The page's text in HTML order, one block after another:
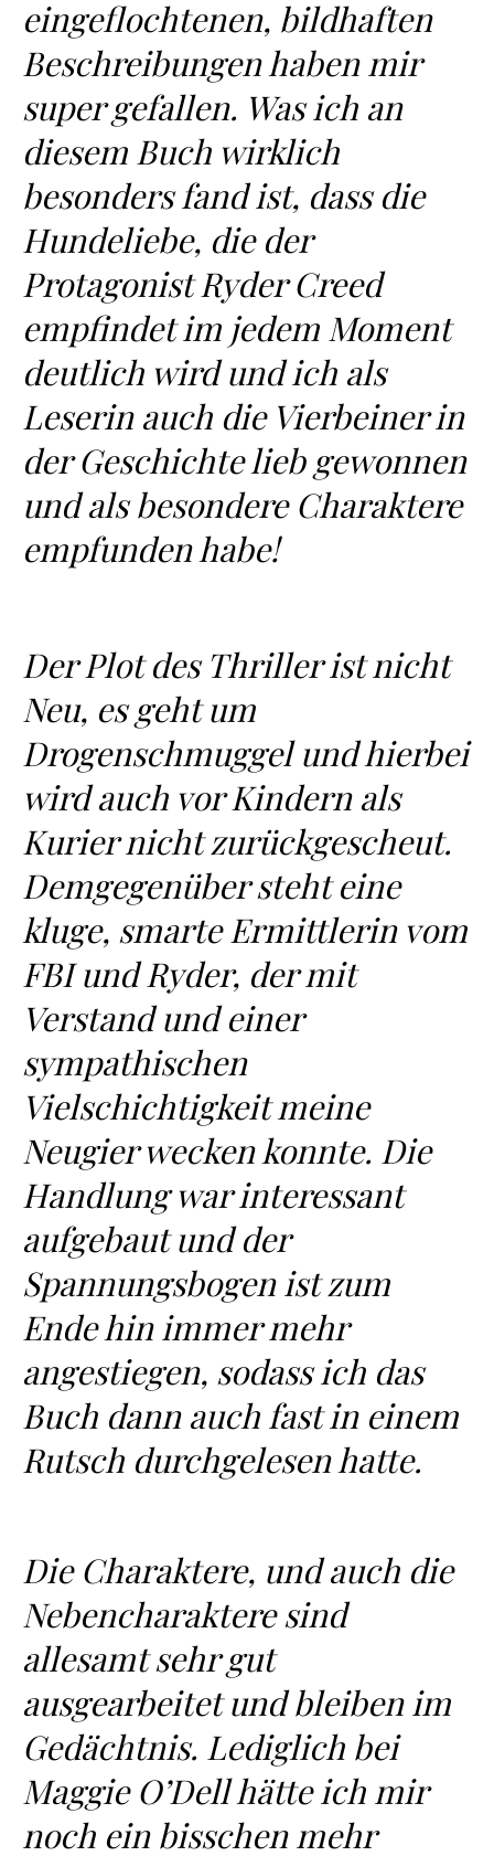
eingeflochtenen, bildhaften
Beschreibungen haben mir
super gefallen. Was ich an
diesem Buch wirklich
besonders fand ist, dass die
Hundeliebe, die der
Protagonist Ryder Creed
empfindet im jedem Moment
deutlich wird und ich als
Leserin auch die Vierbeiner in
der Geschichte lieb gewonnen
und als besondere Charaktere
empfunden habe!
Der Plot des Thriller ist nicht
Neu, es geht um
Drogenschmuggel und hierbei
wird auch vor Kindern als
Kurier nicht zurückgescheut.
Demgegenüber steht eine
kluge, smarte Ermittlerin vom
FBI und Ryder, der mit
Verstand und einer
sympathischen
Vielschichtigkeit meine
Neugier wecken konnte. Die
Handlung war interessant
aufgebaut und der
Spannungsbogen ist zum
Ende hin immer mehr
angestiegen, sodass ich das
Buch dann auch fast in einem
Rutsch durchgelesen hatte.
Die Charaktere, und auch die
Nebencharaktere sind
allesamt sehr gut
ausgearbeitet und bleiben im
Gedächtnis. Lediglich bei
Maggie O’Dell hätte ich mir
noch ein bisschen mehr